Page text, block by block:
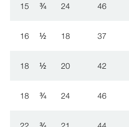
15 ¾ 24 46
16 ½ 18 37
18 ½ 20 42
18 ¾ 24 46